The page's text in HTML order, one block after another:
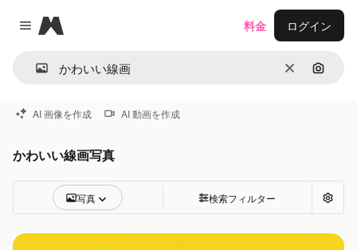
Close menu
Magnific
消去 画像で
料金 ログイン
AI 画像を作成 AI 動画を作成
かわいい線画写真
写真 検索フィルター